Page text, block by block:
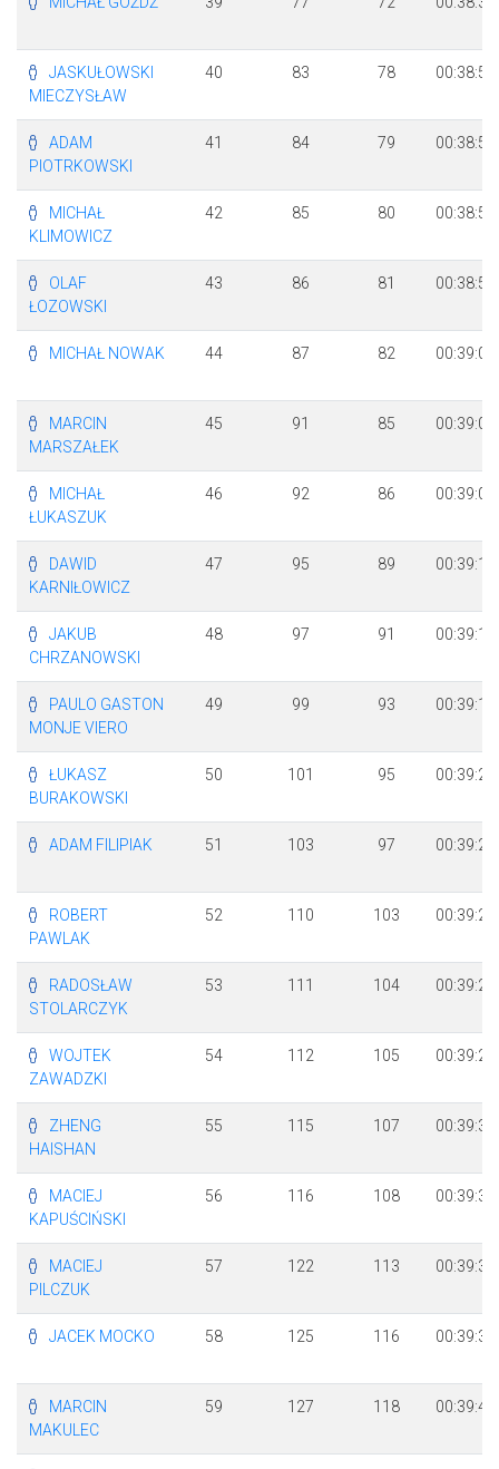
JASKUŁOWSKI
MIECZYSŁAW
40 83 78 00:38:53
ADAM
PIOTRKOWSKI
41 84 79 00:38:53
MICHAŁ
KLIMOWICZ
42 85 80 00:38:53
OLAF
ŁOZOWSKI
43 86 81 00:38:58
MICHAŁ NOWAK 44 87 82 00:39:01
MARCIN
MARSZAŁEK
45 91 85 00:39:02
MICHAŁ
ŁUKASZUK
46 92 86 00:39:04
DAWID
KARNIŁOWICZ
47 95 89 00:39:10
JAKUB
CHRZANOWSKI
48 97 91 00:39:15
PAULO GASTON
MONJE VIERO
49 99 93 00:39:17
ŁUKASZ
BURAKOWSKI
50 101 95 00:39:21
ADAM FILIPIAK 51 103 97 00:39:22
ROBERT
PAWLAK
52 110 103 00:39:28
RADOSŁAW
STOLARCZYK
53 111 104 00:39:29
WOJTEK
ZAWADZKI
54 112 105 00:39:29
ZHENG
HAISHAN
55 115 107 00:39:32
MACIEJ
KAPUŚCIŃSKI
56 116 108 00:39:34
MACIEJ
PILCZUK
57 122 113 00:39:36
JACEK MOCKO 58 125 116 00:39:39
MARCIN
MAKULEC
59 127 118 00:39:40